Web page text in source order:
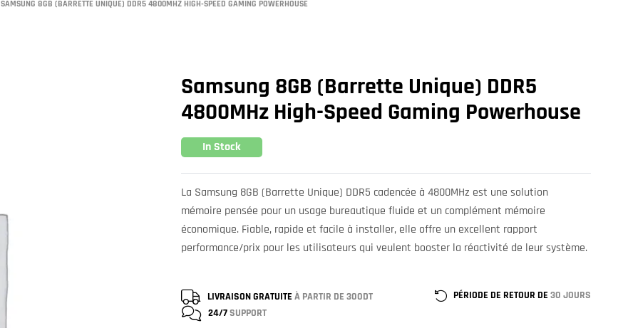
SAMSUNG 8GB (BARRETTE UNIQUE) DDR5 4800MHZ HIGH-SPEED GAMING POWERHOUSE
Samsung 8GB (Barrette Unique) DDR5
4800MHz High-Speed Gaming Powerhouse
In Stock
La Samsung 8GB (Barrette Unique) DDR5 cadencée à 4800MHz est une solution
mémoire pensée pour un usage bureautique fluide et un complément mémoire
économique. Fiable, rapide et facile à installer, elle offre un excellent rapport
performance/prix pour les utilisateurs qui veulent booster la réactivité de leur système.
LIVRAISON GRATUITE À PARTIR DE 300DT PÉRIODE DE RETOUR DE 30 JOURS
24/7SUPPORT